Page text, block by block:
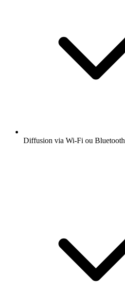
Diffusion via Wi-Fi ou Bluetooth